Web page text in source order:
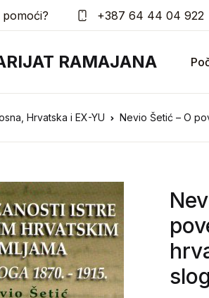
+387 64 44 04 922
RAMAJANA
Hrvatska i EX-YU Nevio Šetić – O